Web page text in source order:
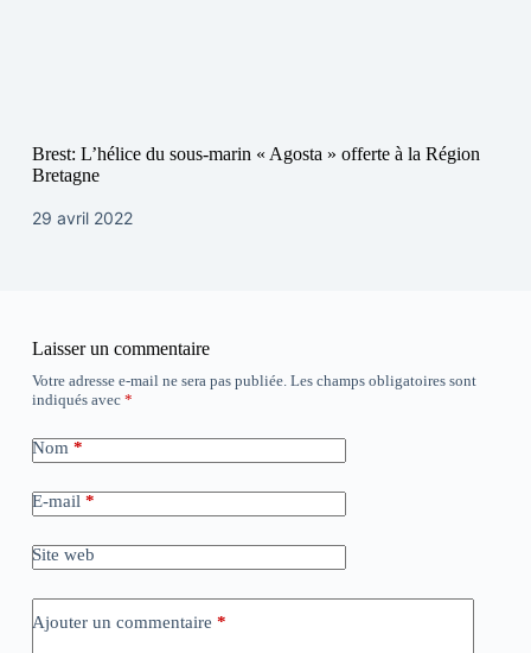
Brest: L’hélice du sous-marin « Agosta » offerte à la Région
Bretagne
29 avril 2022
Laisser un commentaire
Votre adresse e-mail ne sera pas publiée. Les champs obligatoires sont
indiqués avec *
Nom *
E-mail *
Site web
Ajouter un commentaire *